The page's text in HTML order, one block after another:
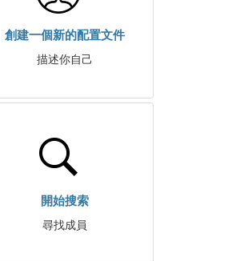
創建一個新的配置文件
描述你自己
開始搜索
尋找成員